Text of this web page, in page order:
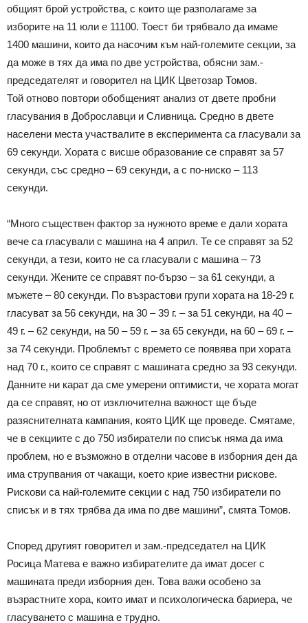
общият брой устройства, с които ще разполагаме за
изборите на 11 юли е 11100. Тоест би трябвало да имаме
1400 машини, които да насочим към най-големите секции, за
да може в тях да има по две устройства, обясни зам.-
председателят и говорител на ЦИК Цветозар Томов.
Той отново повтори обобщеният анализ от двете пробни
гласувания в Доброславци и Сливница. Средно в двете
населени места участвалите в експеримента са гласували за
69 секунди. Хората с висше образование се справят за 57
секунди, със средно – 69 секунди, а с по-ниско – 113
секунди.
“Много съществен фактор за нужното време е дали хората
вече са гласували с машина на 4 април. Те се справят за 52
секунди, а тези, които не са гласували с машина – 73
секунди. Жените се справят по-бързо – за 61 секунди, а
мъжете – 80 секунди. По възрастови групи хората на 18-29 г.
гласуват за 56 секунди, на 30 – 39 г. – за 51 секунди, на 40 –
49 г. – 62 секунди, на 50 – 59 г. – за 65 секунди, на 60 – 69 г. –
за 74 секунди. Проблемът с времето се появява при хората
над 70 г., които се справят с машината средно за 93 секунди.
Данните ни карат да сме умерени оптимисти, че хората могат
да се справят, но от изключителна важност ще бъде
разяснителната кампания, която ЦИК ще проведе. Смятаме,
че в секциите с до 750 избиратели по списък няма да има
проблем, но е възможно в отделни часове в изборния ден да
има струпвания от чакащи, което крие известни рискове.
Рискови са най-големите секции с над 750 избиратели по
списък и в тях трябва да има по две машини”, смята Томов.
Според другият говорител и зам.-председател на ЦИК
Росица Матева е важно избирателите да имат досег с
машината преди изборния ден. Това важи особено за
възрастните хора, които имат и психологическа бариера, че
гласуването с машина е трудно.